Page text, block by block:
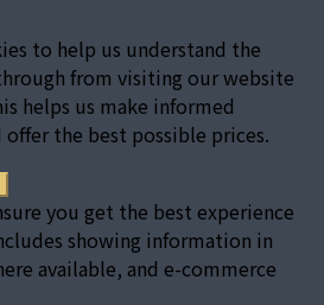
to help us understand the
from visiting our website
helps us make informed
offer the best possible prices.
you get the best experience
showing information in
available, and e-commerce